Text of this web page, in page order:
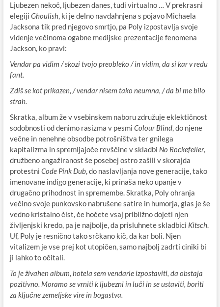
Ljubezen nekoč, ljubezen danes, tudi virtualno … V prekrasni
elegiji Ghoulish, ki je delno navdahnjena s pojavo Michaela
Jacksona tik pred njegovo smrtjo, pa Poly izpostavlja svoje
videnje večinoma ogabne medijske prezentacije fenomena
Jackson, ko pravi:
Vendar pa vidim / skozi tvojo preobleko / in vidim, da si kar v redu
fant.
Zdiš se kot prikazen, / vendar nisem tako neumna, / da bi me bilo
strah.
Skratka, album že v vsebinskem naboru združuje eklektičnost
sodobnosti od denimo rasizma v pesmi Colour Blind, do njene
večne in nenehne obsodbe potrošništva ter gnilega
kapitalizma in spremljajoče revščine v skladbi No Rockefeller,
družbeno angažiranost še posebej ostro zašili v skorajda
protestni Code Pink Dub, do naslavljanja nove generacije, tako
imenovane indigo generacije, ki prinaša neko upanje v
drugačno prihodnost in spremembe. Skratka, Poly ohranja
večino svoje punkovsko nabrušene satire in humorja, glas je še
vedno kristalno čist, če hočete vsaj približno dojeti njen
življenjski kredo, pa je najbolje, da prisluhnete skladbici Kitsch.
Uf, Poly je resnično tako srčkano kič, da kar boli. Njen
vitalizem je vse prej kot utopičen, samo najbolj zadrti ciniki bi
ji lahko to očitali.
To je živahen album, hotela sem vendarle izpostaviti, da obstaja
pozitivno. Moramo se vrniti k ljubezni in luči in se ustaviti, boriti
za ključne zemeljske vire in bogastva.